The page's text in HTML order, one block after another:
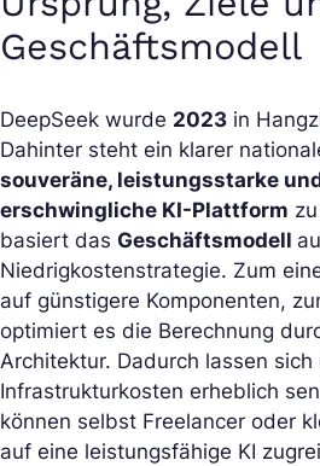
Geschäftsmodell
DeepSeek wurde 2023 in
Dahinter steht ein klarer
souveräne, leistungsstarke
erschwingliche KI-Plattform
basiert das Geschäftsmodell
Niedrigkostenstrategie. Zum
auf günstigere Komponenten,
optimiert es die Berechnung
Architektur. Dadurch lassen sich
Infrastrukturkosten erheblich
können selbst Freelancer oder
auf eine leistungsfähige KI